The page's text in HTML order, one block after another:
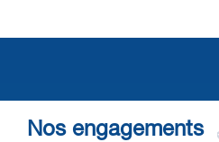
Nos engagements